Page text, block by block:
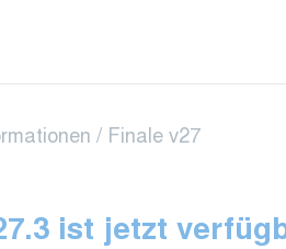
Finale v27
ist jetzt